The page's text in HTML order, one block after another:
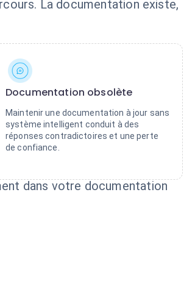
La documentation existe,
Documentation obsolète
Maintenir une documentation à jour sans
système intelligent conduit à des
réponses contradictoires et une perte
de confiance.
dans votre documentation